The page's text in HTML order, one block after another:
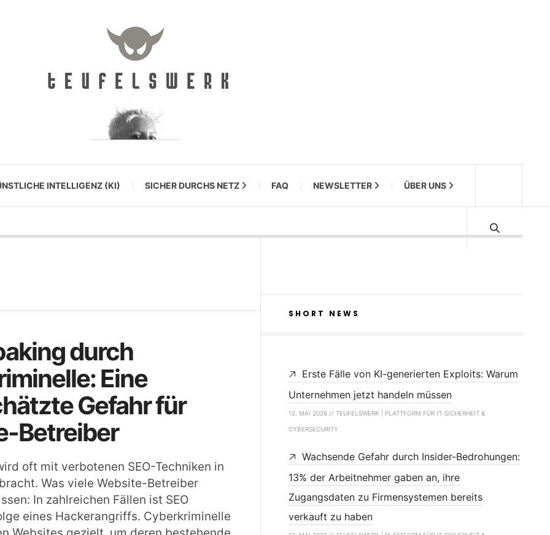
INTELLIGENZ (KI) SICHER DURCHS NETZ FAQ NEWSLETTER ÜBER UNS
durch
Eine
Gefahr für
Betreiber
oft mit verbotenen SEO-Techniken in
Was viele Website-Betreiber
In zahlreichen Fällen ist SEO
eines Hackerangriffs. Cyberkriminelle
SHORT NEWS
Erste Fälle von KI-generierten Exploits: Warum
Unternehmen jetzt handeln müssen
12. MAI 2026 // TEUFELSWERK | PLATTFORM FÜR IT-SICHERHEIT &
CYBERSECURITY
Wachsende Gefahr durch Insider-Bedrohungen:
13% der Arbeitnehmer gaben an, ihre
Zugangsdaten zu Firmensystemen bereits
verkauft zu haben